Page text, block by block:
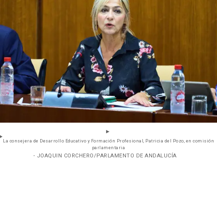
La consejera de Desarrollo Educativo y Formación Profesional, Patricia del Pozo, en comisión
parlamentaria
- JOAQUIN CORCHERO/PARLAMENTO DE ANDALUCÍA